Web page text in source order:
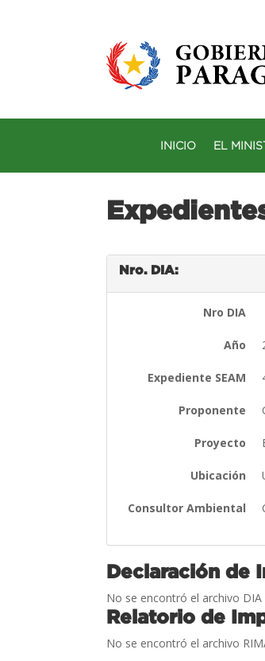
INICIO EL
Nro. DIA:
Nro DIA
Año
Expediente SEAM
Proponente
Proyecto
Ubicación
Consultor Ambiental
Declaración de
No se encontró el archivo DIA
Relatorio de
No se encontró el archivo